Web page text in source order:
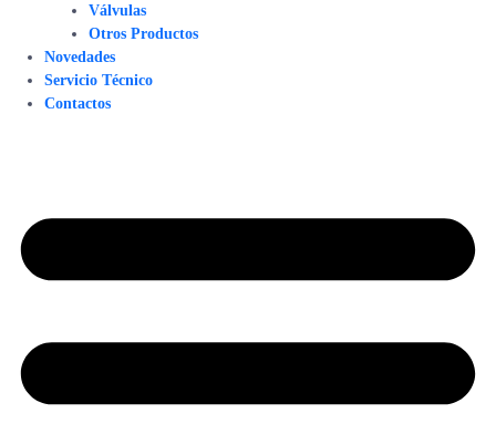
Válvulas
Otros Productos
Novedades
Servicio Técnico
Contactos